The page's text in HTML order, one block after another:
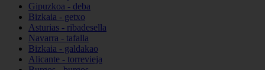
Gipuzkoa - deba
Bizkaia - getxo
Asturias - ribadesella
Navarra - tafalla
Bizkaia - galdakao
Alicante - torrevieja